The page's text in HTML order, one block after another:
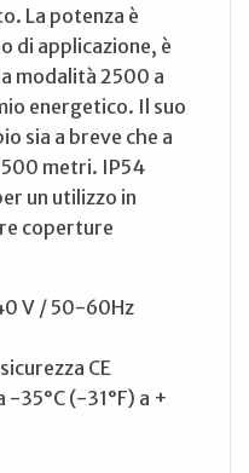
La potenza è
di applicazione, è
modalità 2500 a
energetico. Il suo
sia a breve che a
metri. IP54
un utilizzo in
coperture
V / 50-60Hz
CE
35°C (-31°F) a +